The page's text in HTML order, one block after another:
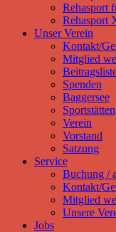
Rehasport
Rehasport
Unser Verein
Kontakt/
Mitglied
Spenden
Baggersee
Sportstätten
Verein
Vorstand
Satzung
Service
Buchung /
Kontakt/
Mitglied
Unsere
Jobs